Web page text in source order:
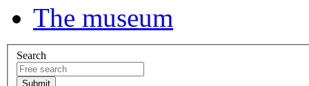
The museum
Search